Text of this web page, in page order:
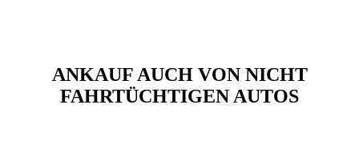
ANKAUF AUCH VON NICHT
FAHRTÜCHTIGEN AUTOS